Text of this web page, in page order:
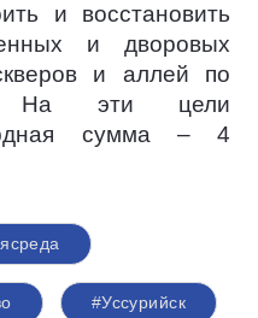
и восстановить
и дворовых
и аллей по
На эти цели
сумма – 4
#Уссурийск